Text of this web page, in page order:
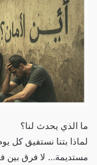
ما الذي يحدث لنا؟
لماذا بتنا نستفيق كل
مستديمة… لا فرق بين